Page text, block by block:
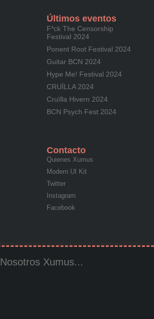
Últimos eventos
F*ck The Censorship
Festival 2024
Ponent Root Festival 2024
Guitar BCN 2024
Hype Me! Festival 2024
CRUÏLLA 2024
Cruïlla Hivern 2024
BCN Psych Fest 2024
Contacto
Quienes Xumus
Modern UI Kit
Twitter
Instagram
Facebook
Nosotros Xumus...